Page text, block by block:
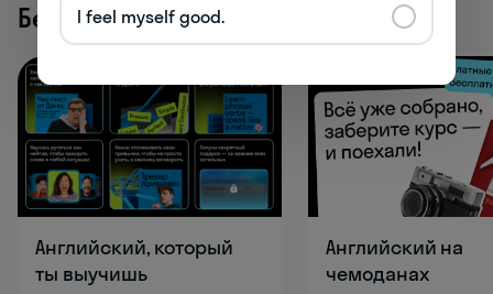
Бесплатные активности
Английский, который
ты выучишь
Английский на
чемоданах
I feel myself good.